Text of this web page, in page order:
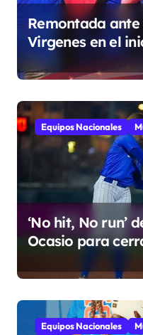
Remontada
Virgenes en el
Super Ronda
Equipos Nacionales
‘No hit, No run’
Ocasio para
Equipos Nacionales